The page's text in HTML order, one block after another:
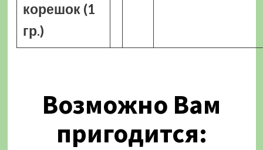
корешок (1
гр.)
Возможно Вам
пригодится: